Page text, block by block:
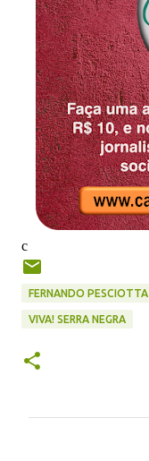
c
FERNANDO PESCIOTTA
VIVA! SERRA NEGRA